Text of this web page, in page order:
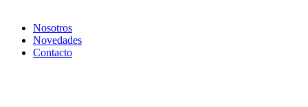
Nosotros
Novedades
Contacto